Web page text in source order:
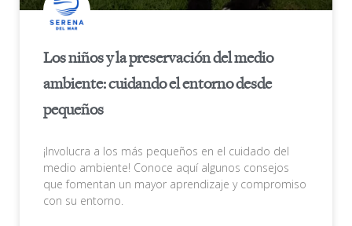
Los niños y la preservación del medio
ambiente: cuidando el entorno desde
pequeños
¡Involucra a los más pequeños en el cuidado del
medio ambiente! Conoce aquí algunos consejos
que fomentan un mayor aprendizaje y compromiso
con su entorno.